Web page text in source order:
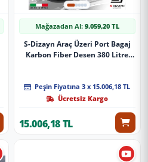
Mağazadan Al: 9.059,20 TL
S-Dizayn Araç Üzeri Port Bagaj
Karbon Fiber Desen 380 Litre
Peşin Fiyatına 3 x 15.006,18 TL
Ücretsiz Kargo
15.006,18 TL